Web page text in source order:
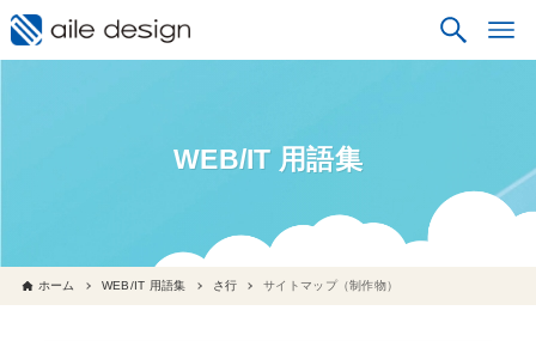
WEB/IT 用語集
ホーム WEB/IT 用語集 さ行 サイトマップ（制作物）